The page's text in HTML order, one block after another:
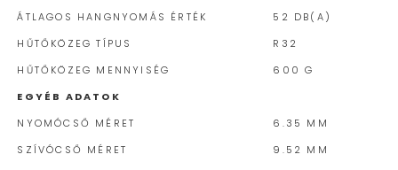
ÁTLAGOS HANGNYOMÁS ÉRTÉK
52 DB(A)
HŰTŐKÖZEG TÍPUS
R32
HŰTŐKÖZEG MENNYISÉG
600 G
EGYÉB ADATOK
NYOMÓCSŐ MÉRET
6.35 MM
SZÍVÓCSŐ MÉRET
9.52 MM